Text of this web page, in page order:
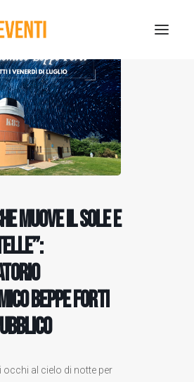
muove il sole e
Beppe Forti
occhi al cielo di notte per